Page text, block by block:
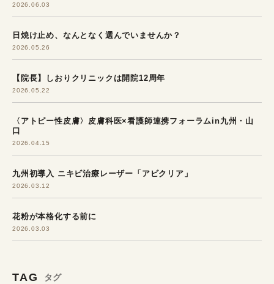
2026.06.03
日焼け止め、なんとなく選んでいませんか？
2026.05.26
【院長】しおりクリニックは開院12周年
2026.05.22
〈アトピー性皮膚〉皮膚科医×看護師連携フォーラムin九州・山
口
2026.04.15
九州初導入 ニキビ治療レーザー「アビクリア」
2026.03.12
花粉が本格化する前に
2026.03.03
TAG タグ